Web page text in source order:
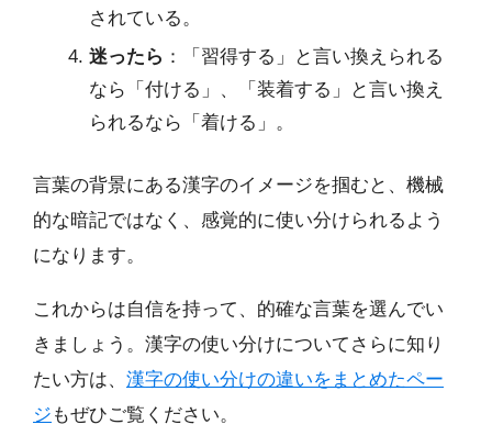
されている。
迷ったら ：「習得する」と言い換えられる
なら「付ける」、「装着する」と言い換え
られるなら「着ける」。
言葉の背景にある漢字のイメージを掴むと、機械
的な暗記ではなく、感覚的に使い分けられるよう
になります。
これからは自信を持って、的確な言葉を選んでい
きましょう。漢字の使い分けについてさらに知り
たい方は、 漢字の使い分けの違いをまとめたペー
ジ もぜひご覧ください。